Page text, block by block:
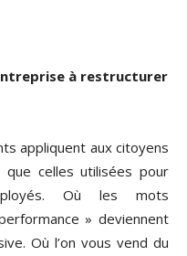
à restructurer
appliquent aux citoyens
celles utilisées pour
Où les mots
» deviennent
Où l’on vous vend du